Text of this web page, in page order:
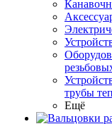
трубы
Ещё